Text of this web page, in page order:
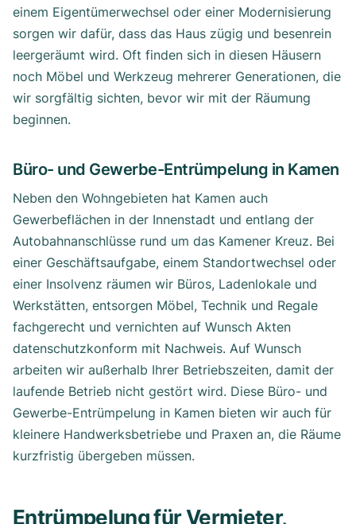
einem Eigentümerwechsel oder einer Modernisierung
sorgen wir dafür, dass das Haus zügig und besenrein
leergeräumt wird. Oft finden sich in diesen Häusern
noch Möbel und Werkzeug mehrerer Generationen, die
wir sorgfältig sichten, bevor wir mit der Räumung
beginnen.
Büro- und Gewerbe-Entrümpelung in Kamen
Neben den Wohngebieten hat Kamen auch
Gewerbeflächen in der Innenstadt und entlang der
Autobahnanschlüsse rund um das Kamener Kreuz. Bei
einer Geschäftsaufgabe, einem Standortwechsel oder
einer Insolvenz räumen wir Büros, Ladenlokale und
Werkstätten, entsorgen Möbel, Technik und Regale
fachgerecht und vernichten auf Wunsch Akten
datenschutzkonform mit Nachweis. Auf Wunsch
arbeiten wir außerhalb Ihrer Betriebszeiten, damit der
laufende Betrieb nicht gestört wird. Diese Büro- und
Gewerbe-Entrümpelung in Kamen bieten wir auch für
kleinere Handwerksbetriebe und Praxen an, die Räume
kurzfristig übergeben müssen.
Entrümpelung für Vermieter,